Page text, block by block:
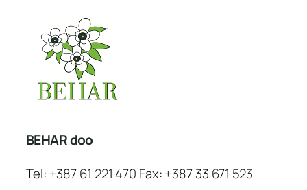
BEHAR doo
Tel: +387 61 221 470 Fax: +387 33 671 523